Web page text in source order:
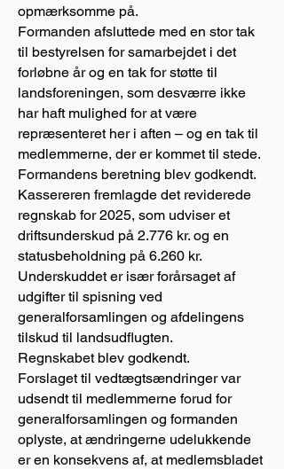
opmærksomme på.
Formanden afsluttede med en stor tak
til bestyrelsen for samarbejdet i det
forløbne år og en tak for støtte til
landsforeningen, som desværre ikke
har haft mulighed for at være
repræsenteret her i aften – og en tak til
medlemmerne, der er kommet til stede.
Formandens beretning blev godkendt.
Kassereren fremlagde det reviderede
regnskab for 2025, som udviser et
driftsunderskud på 2.776 kr. og en
statusbeholdning på 6.260 kr.
Underskuddet er især forårsaget af
udgifter til spisning ved
generalforsamlingen og afdelingens
tilskud til landsudflugten.
Regnskabet blev godkendt.
Forslaget til vedtægtsændringer var
udsendt til medlemmerne forud for
generalforsamlingen og formanden
oplyste, at ændringerne udelukkende
er en konsekvens af, at medlemsbladet